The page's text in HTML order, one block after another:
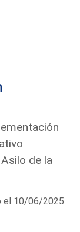
de la
el 10/06/2025